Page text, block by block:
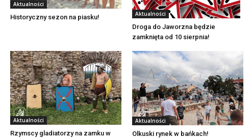
Aktualności
Historyczny sezon na piasku! Aktualności
Droga do Jaworzna będzie
zamknięta od 10 sierpnia!
Aktualności
Rzymscy gladiatorzy na zamku w
Aktualności
Olkuski rynek w bańkach!